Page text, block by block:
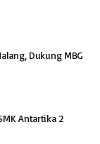
Dukung MBG
Antartika 2